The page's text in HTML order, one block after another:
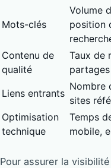
Mots-clés
Volume
position
Contenu de
qualité
Taux de
Liens entrants
Nombre
sites
Optimisation
technique
Temps
mobile,
Pour assurer la